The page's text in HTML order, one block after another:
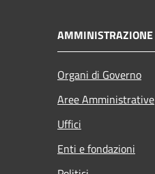
AMMINISTRAZIONE
Organi di Governo
Aree Amministrative
Uffici
Enti e fondazioni